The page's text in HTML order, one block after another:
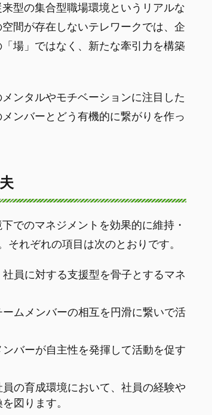
型の集合型職場環境というリアルな
間が存在しないテレワークでは、企
場」ではなく、新たな牽引力を構築
ンタルやモチベーションに注目した
ンバーとどう有機的に繋がりを作っ
でのマネジメントを効果的に維持・
れぞれの項目は次のとおりです。
員に対する支援型を骨子とするマネ
ムメンバーの相互を円滑に繋いで活
バーが自主性を発揮して活動を促す
の育成環境において、社員の経験や
図ります。